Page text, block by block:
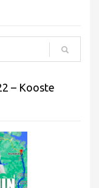
– Kooste